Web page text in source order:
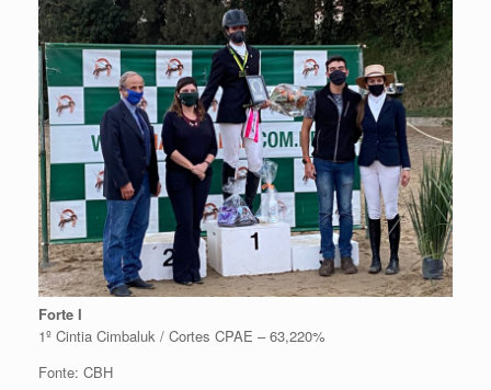
Forte I
1º Cintia Cimbaluk / Cortes CPAE – 63,220%
Fonte: CBH